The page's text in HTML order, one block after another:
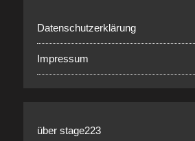
Datenschutzerklärung
Impressum
über stage223